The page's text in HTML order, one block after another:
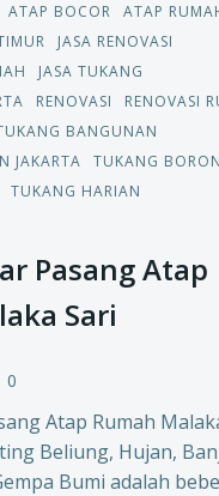
ATAP BOCOR
ATAP
JASA RENOVASI
JASA TUKANG
RENOVASI
RENOVASI
BANGUNAN
JAKARTA
TUKANG
TUKANG HARIAN
Pasang Atap
Sari
0
Atap Rumah
Beliung, Hujan,
Bumi adalah